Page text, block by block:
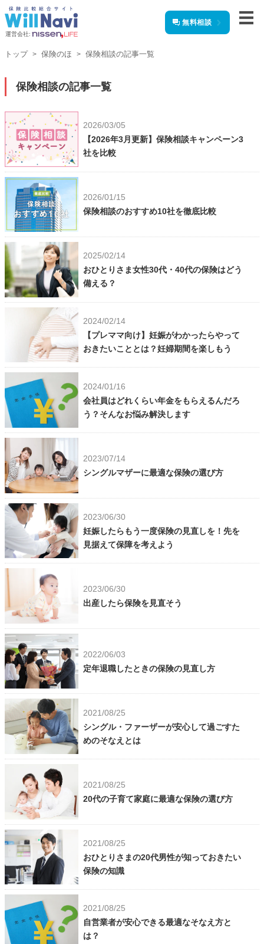
運営会社:
無料相談
トップ 保険のほ 保険相談の記事一覧
保険相談の記事一覧
2026/03/05
【2026年3月更新】保険相談キャンペーン3
社を比較
2026/01/15
保険相談のおすすめ10社を徹底比較
2025/02/14
おひとりさま女性30代・40代の保険はどう
備える？
2024/02/14
【プレママ向け】妊娠がわかったらやって
おきたいこととは？妊婦期間を楽しもう
2024/01/16
会社員はどれくらい年金をもらえるんだろ
う？そんなお悩み解決します
2023/07/14
シングルマザーに最適な保険の選び方
2023/06/30
妊娠したらもう一度保険の見直しを！先を
見据えて保障を考えよう
2023/06/30
出産したら保険を見直そう
2022/06/03
定年退職したときの保険の見直し方
2021/08/25
シングル・ファーザーが安心して過ごすた
めのそなえとは
2021/08/25
20代の子育て家庭に最適な保険の選び方
2021/08/25
おひとりさまの20代男性が知っておきたい
保険の知識
2021/08/25
自営業者が安心できる最適なそなえ方と
は？